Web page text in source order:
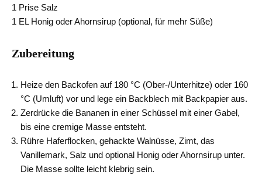
1 Prise Salz
1 EL Honig oder Ahornsirup (optional, für mehr Süße)
Zubereitung
Heize den Backofen auf 180 °C (Ober-/Unterhitze) oder 160
°C (Umluft) vor und lege ein Backblech mit Backpapier aus.
Zerdrücke die Bananen in einer Schüssel mit einer Gabel,
bis eine cremige Masse entsteht.
Rühre Haferflocken, gehackte Walnüsse, Zimt, das
Vanillemark, Salz und optional Honig oder Ahornsirup unter.
Die Masse sollte leicht klebrig sein.